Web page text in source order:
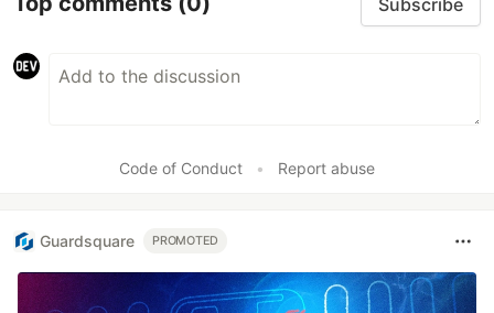
Code of Conduct • Report abuse
Guardsquare PROMOTED